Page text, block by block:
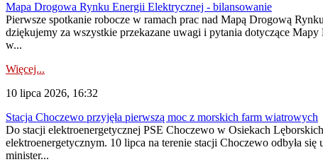
Mapa Drogowa Rynku Energii Elektrycznej - bilansowanie
Pierwsze spotkanie robocze w ramach prac nad Mapą Drogową
dziękujemy za wszystkie przekazane uwagi i pytania dotyczące
w...
Więcej...
10 lipca 2026, 16:32
Stacja Choczewo przyjęła pierwszą moc z morskich farm wiatrowych
Do stacji elektroenergetycznej PSE Choczewo w Osiekach
elektroenergetycznym. 10 lipca na terenie stacji Choczewo odbyła
minister...